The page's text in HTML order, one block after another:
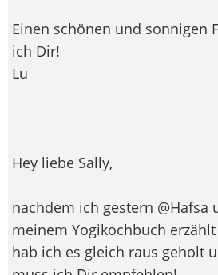
Einen schönen und sonnigen
ich Dir!
Lu
Hey liebe Sally,
nachdem ich gestern @Hafsa
meinem Yogikochbuch erzählt
hab ich es gleich raus geholt